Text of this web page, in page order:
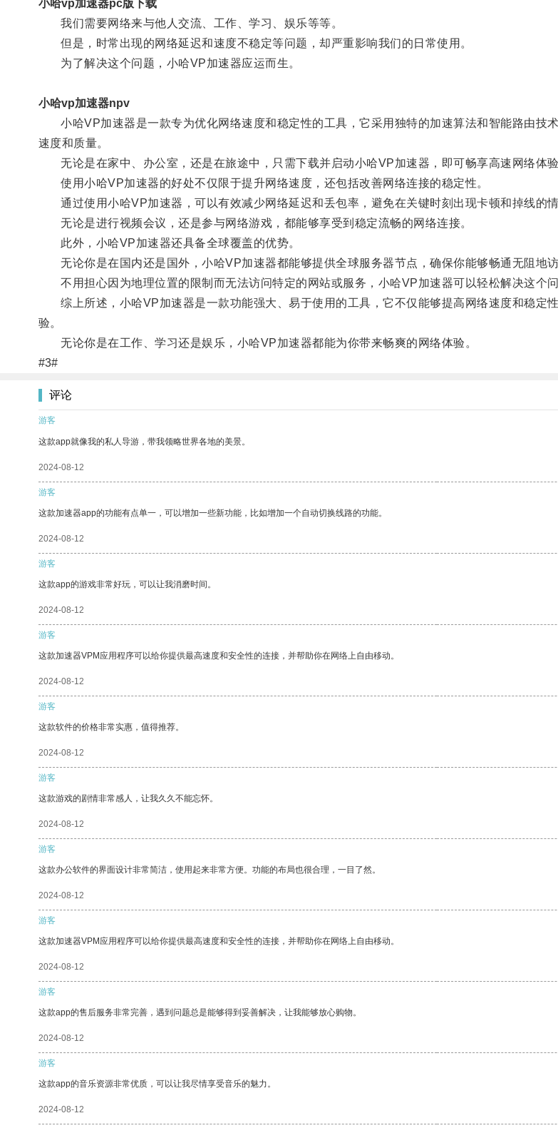
小哈vp加速器pc版下载
我们需要网络来与他人交流、工作、学习、娱乐等等。
但是，时常出现的网络延迟和速度不稳定等问题，却严重影响我们的日常使用。
为了解决这个问题，小哈VP加速器应运而生。
小哈vp加速器npv
小哈VP加速器是一款专为优化网络速度和稳定性的工具，它采用独特的加速算法和智能路由技
速度和质量。
无论是在家中、办公室，还是在旅途中，只需下载并启动小哈VP加速器，即可畅享高速网络体验
使用小哈VP加速器的好处不仅限于提升网络速度，还包括改善网络连接的稳定性。
通过使用小哈VP加速器，可以有效减少网络延迟和丢包率，避免在关键时刻出现卡顿和掉线的情
无论是进行视频会议，还是参与网络游戏，都能够享受到稳定流畅的网络连接。
此外，小哈VP加速器还具备全球覆盖的优势。
无论你是在国内还是国外，小哈VP加速器都能够提供全球服务器节点，确保你能够畅通无阻地访
不用担心因为地理位置的限制而无法访问特定的网站或服务，小哈VP加速器可以轻松解决这个问
综上所述，小哈VP加速器是一款功能强大、易于使用的工具，它不仅能够提高网络速度和稳定
验。
无论你是在工作、学习还是娱乐，小哈VP加速器都能为你带来畅爽的网络体验。
#3#
评论
游客
这款app就像我的私人导游，带我领略世界各地的美景。
2024-08-12
游客
这款加速器app的功能有点单一，可以增加一些新功能，比如增加一个自动切换线路的功能。
2024-08-12
游客
这款app的游戏非常好玩，可以让我消磨时间。
2024-08-12
游客
这款加速器VPM应用程序可以给你提供最高速度和安全性的连接，并帮助你在网络上自由移动。
2024-08-12
游客
这款软件的价格非常实惠，值得推荐。
2024-08-12
游客
这款游戏的剧情非常感人，让我久久不能忘怀。
2024-08-12
游客
这款办公软件的界面设计非常简洁，使用起来非常方便。功能的布局也很合理，一目了然。
2024-08-12
游客
这款加速器VPM应用程序可以给你提供最高速度和安全性的连接，并帮助你在网络上自由移动。
2024-08-12
游客
这款app的售后服务非常完善，遇到问题总是能够得到妥善解决，让我能够放心购物。
2024-08-12
游客
这款app的音乐资源非常优质，可以让我尽情享受音乐的魅力。
2024-08-12